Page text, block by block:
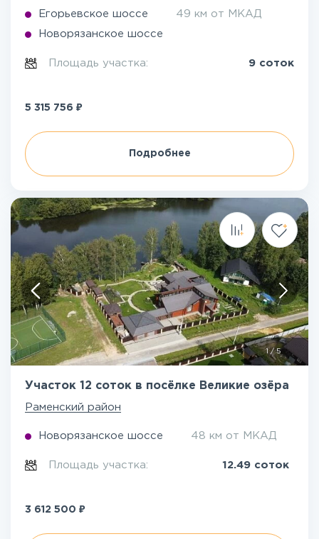
Егорьевское шоссе 49 км от МКАД
Новорязанское шоссе
Площадь участка: 9 соток
5 315 756 ₽
Подробнее
1/5
Участок 12 соток в посёлке Великие озёра
Раменский район
Новорязанское шоссе 48 км от МКАД
Площадь участка: 12.49 соток
3 612 500 ₽